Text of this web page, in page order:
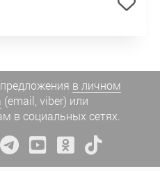
в личном
(email, viber) или
в социальных сетях.